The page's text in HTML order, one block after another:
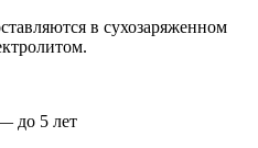
в сухозаряженном
до 5 лет